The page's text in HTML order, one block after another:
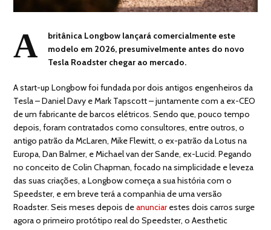
A
britânica Longbow lançará comercialmente este
modelo em 2026, presumivelmente antes do novo
Tesla Roadster chegar ao mercado.
A start-up Longbow foi fundada por dois antigos engenheiros da
Tesla – Daniel Davy e Mark Tapscott – juntamente com a ex-CEO
de um fabricante de barcos elétricos. Sendo que, pouco tempo
depois, foram contratados como consultores, entre outros, o
antigo patrão da McLaren, Mike Flewitt, o ex-patrão da Lotus na
Europa, Dan Balmer, e Michael van der Sande, ex-Lucid. Pegando
no conceito de Colin Chapman, focado na simplicidade e leveza
das suas criações, a Longbow começa a sua história com o
Speedster, e em breve terá a companhia de uma versão
Roadster. Seis meses depois deanunciarestes dois carros surge
agora o primeiro protótipo real do Speedster, o Aesthetic